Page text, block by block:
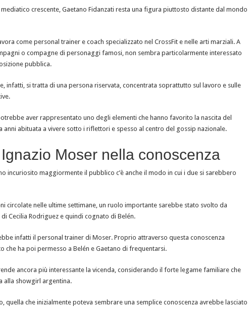
mediatico crescente, Gaetano Fidanzati resta una figura piuttosto distante dal mondo
come personal trainer e coach specializzato nel CrossFit e nelle arti marziali. A
o compagne di personaggi famosi, non sembra particolarmente interessato
pubblica.
infatti, si tratta di una persona riservata, concentrata soprattutto sul lavoro e sulle
aver rappresentato uno degli elementi che hanno favorito la nascita del
anni abituata a vivere sotto i riflettori e spesso al centro del gossip nazionale.
Moser nella conoscenza
incuriosito maggiormente il pubblico c’è anche il modo in cui i due si sarebbero
circolate nelle ultime settimane, un ruolo importante sarebbe stato svolto da
Cecilia Rodriguez e quindi cognato di Belén.
infatti il personal trainer di Moser. Proprio attraverso questa conoscenza
che ha poi permesso a Belén e Gaetano di frequentarsi.
ancora più interessante la vicenda, considerando il forte legame familiare che
alla showgirl argentina.
quella che inizialmente poteva sembrare una semplice conoscenza avrebbe lasciato